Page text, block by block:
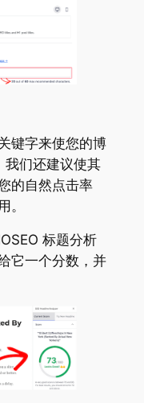
键字来使您的博
我们还建议使其
的自然点击率
。
标题分析
它一个分数，并